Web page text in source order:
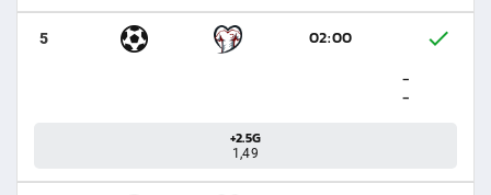
5
02:00
-
-
+2.5G
1,49